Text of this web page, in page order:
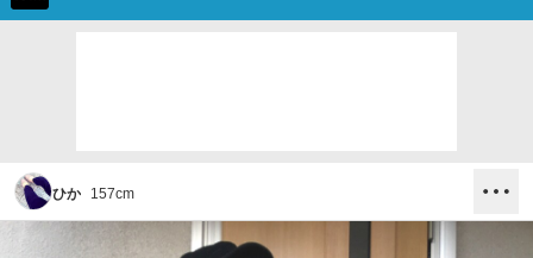
ひか 157cm